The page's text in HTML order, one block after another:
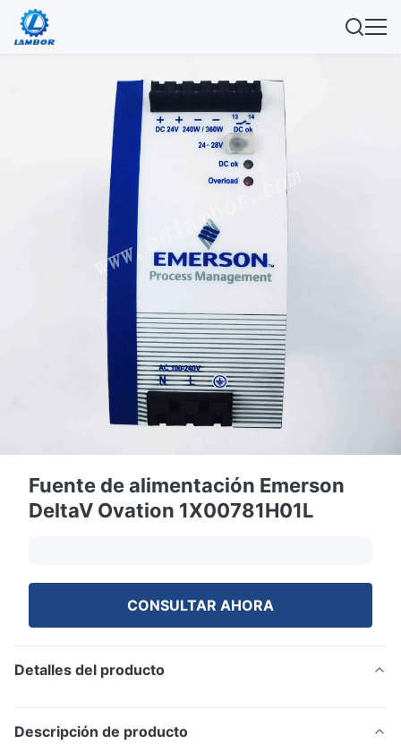
Fuente de alimentación Emerson
DeltaV Ovation 1X00781H01L
CONSULTAR AHORA
Detalles del producto
Descripción de producto